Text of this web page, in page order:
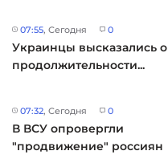
07:55, Сегодня 0
Украинцы высказались о
продолжительности...
07:32, Сегодня 0
В ВСУ опровергли
"продвижение" россиян